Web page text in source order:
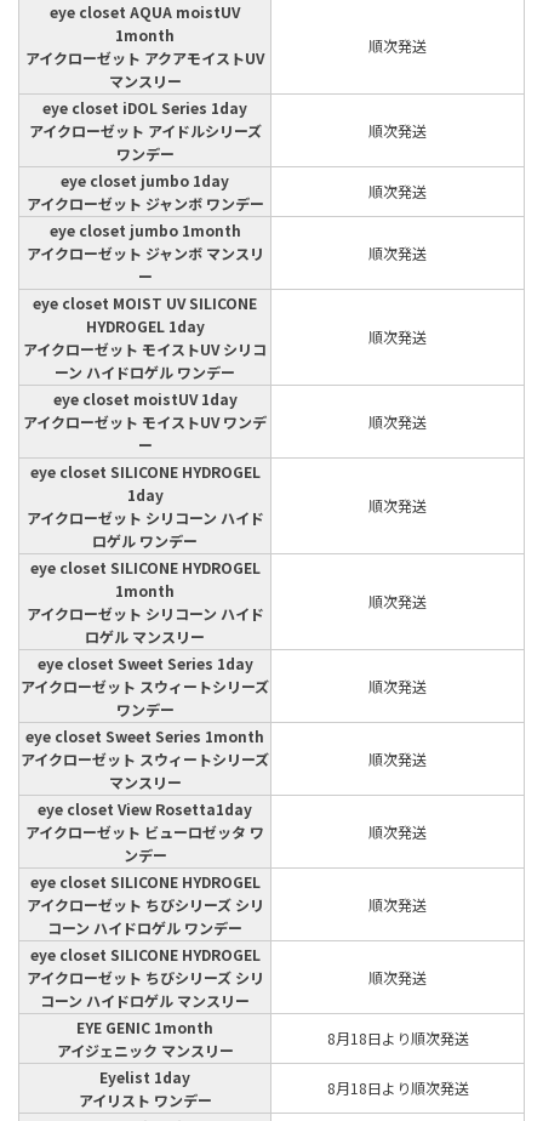
eye closet AQUA moistUV
1month
アイクローゼット アクアモイストUV
マンスリー
順次発送
eye closet iDOL Series 1day
アイクローゼット アイドルシリーズ
ワンデー
順次発送
eye closet jumbo 1day
アイクローゼット ジャンボ ワンデー
順次発送
eye closet jumbo 1month
アイクローゼット ジャンボ マンスリ
ー
順次発送
eye closet MOIST UV SILICONE
HYDROGEL 1day
アイクローゼット モイストUV シリコ
ーン ハイドロゲル ワンデー
順次発送
eye closet moistUV 1day
アイクローゼット モイストUV ワンデ
ー
順次発送
eye closet SILICONE HYDROGEL
1day
アイクローゼット シリコーン ハイド
ロゲル ワンデー
順次発送
eye closet SILICONE HYDROGEL
1month
アイクローゼット シリコーン ハイド
ロゲル マンスリー
順次発送
eye closet Sweet Series 1day
アイクローゼット スウィートシリーズ
ワンデー
順次発送
eye closet Sweet Series 1month
アイクローゼット スウィートシリーズ
マンスリー
順次発送
eye closet View Rosetta1day
アイクローゼット ビューロゼッタ ワ
ンデー
順次発送
eye closet SILICONE HYDROGEL
アイクローゼット ちびシリーズ シリ
コーン ハイドロゲル ワンデー
順次発送
eye closet SILICONE HYDROGEL
アイクローゼット ちびシリーズ シリ
コーン ハイドロゲル マンスリー
順次発送
EYE GENIC 1month
アイジェニック マンスリー
8月18日より順次発送
Eyelist 1day
アイリスト ワンデー
8月18日より順次発送